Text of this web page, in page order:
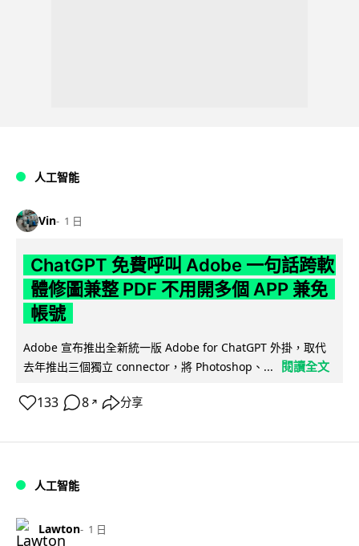
人工智能
Vin 1 日
ChatGPT 免費呼叫 Adobe 一句話跨軟
體修圖兼整 PDF 不用開多個 APP 兼免
帳號
Adobe 宣布推出全新統一版 Adobe for ChatGPT 外掛，取代
去年推出三個獨立 connector，將 Photoshop、...
閱讀全文
133 8 ↗ 分享
人工智能
Lawton 1 日